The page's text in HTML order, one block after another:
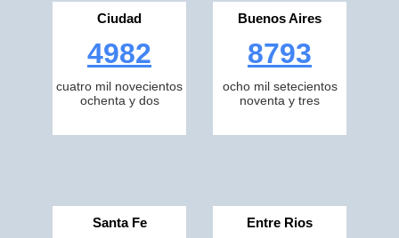
Ciudad
4982
cuatro mil novecientos
ochenta y dos
Buenos Aires
8793
ocho mil setecientos
noventa y tres
Santa Fe Entre Rios